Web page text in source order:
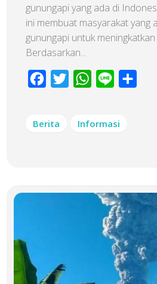
gunungapi yang ada di
ini membuat masyarakat yang
gunungapi untuk
Berdasarkan...
Facebook
Twitter WhatsApp
Line
Berita Informasi